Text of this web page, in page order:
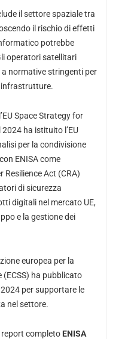
il settore spaziale tra
il rischio di effetti
potrebbe
operatori satellitari
normative stringenti per
infrastrutture.
Space Strategy for
ha istituito l’EU
per la condivisione
ENISA come
Resilience Act (CRA)
di sicurezza
digitali nel mercato UE,
e la gestione dei
europea per la
ha pubblicato
per supportare le
nel settore.
report completo ENISA